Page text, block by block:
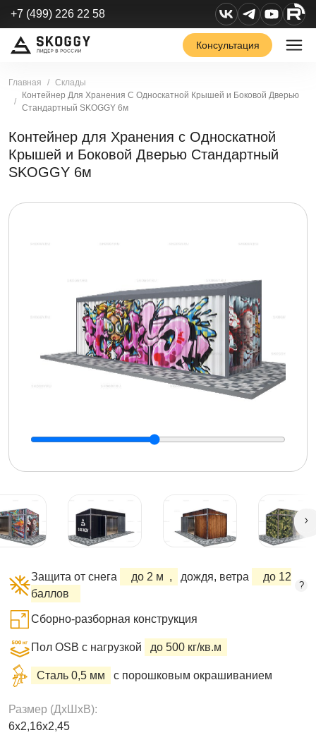
+7 (499) 226 22 58
Консультация
Главная
Склады
Контейнер Для Хранения С Односкатной Крышей и Боковой Дверью
Стандартный SKOGGY 6м
Контейнер для Хранения с Односкатной
Крышей и Боковой Дверью Стандартный
SKOGGY 6м
Защита от снега до 2 м , дождя, ветра
до 12
баллов
?
Сборно-разборная конструкция
Пол OSB с нагрузкой до 500 кг/кв.м
Сталь 0,5 мм с порошковым окрашиванием
Размер (ДxШxВ):
6х2,16х2,45